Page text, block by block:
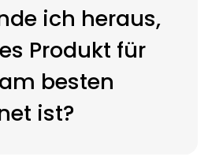
ich heraus,
Produkt für
besten
ist?